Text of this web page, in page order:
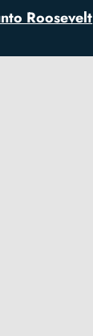
Roosevelt